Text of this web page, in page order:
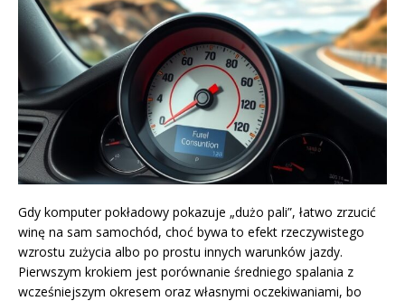
Gdy komputer pokładowy pokazuje „dużo pali”, łatwo zrzucić
winę na sam samochód, choć bywa to efekt rzeczywistego
wzrostu zużycia albo po prostu innych warunków jazdy.
Pierwszym krokiem jest porównanie średniego spalania z
wcześniejszym okresem oraz własnymi oczekiwaniami, bo